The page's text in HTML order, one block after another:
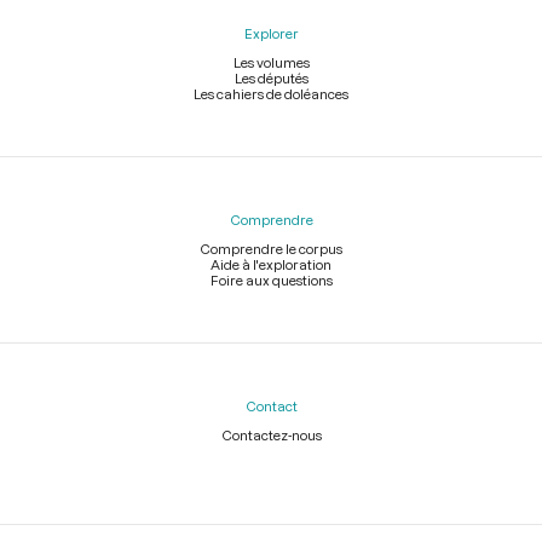
Explorer
Les volumes
Les députés
Les cahiers de doléances
Comprendre
Comprendre le corpus
Aide à l'exploration
Foire aux questions
Contact
Contactez-nous
Légal